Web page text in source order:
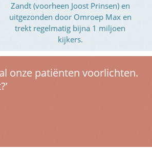
Zandt (voorheen Joost Prinsen) en
uitgezonden door Omroep Max en
trekt regelmatig bijna 1 miljoen
kijkers.
onze patiënten voorlichten.